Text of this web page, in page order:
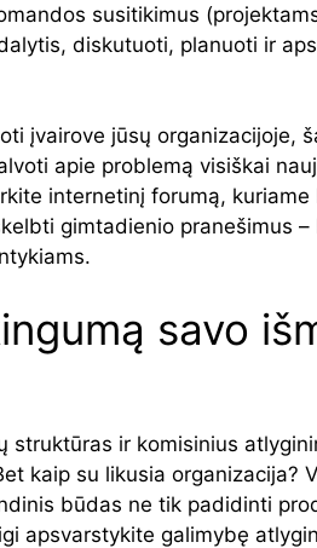
susitikimus
diskutuoti, planuoti ir
įvairove jūsų organizacijoje,
apie problemą visiškai
internetinį forumą,
gimtadienio pranešimus
savo
struktūras ir komisinius
kaip su likusia organizacija?
būdas ne tik padidinti
apsvarstykite galimybę